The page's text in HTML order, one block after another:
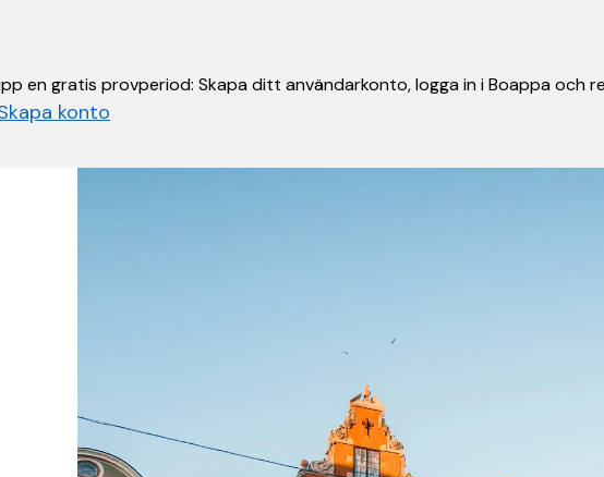
en gratis provperiod: Skapa ditt användarkonto, logga in i Boappa och
konto